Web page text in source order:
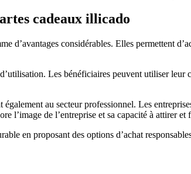
cadeaux illicado
d’avantages considérables. Elles permettent
Les bénéficiaires peuvent utiliser
au secteur professionnel. Les
l’image de l’entreprise et sa capacité à attirer et
en proposant des options d’achat